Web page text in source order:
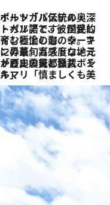
ル・首都リスボンの石畳に刻まれた「歴史の光と影」
トガル」